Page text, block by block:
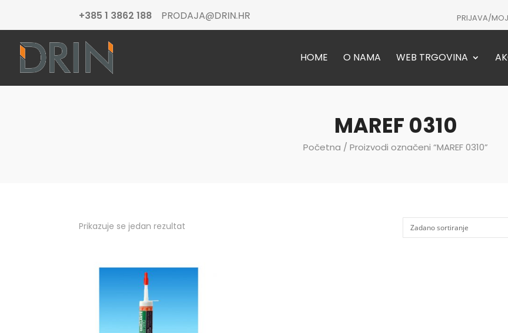
+385 1 3862 188 PRODAJA@DRIN.HR PRIJAVA/
HOME O NAMA WEB TRGOVINA
MAREF 0310
Početna / Proizvodi označeni “MAREF 0310”
Prikazuje se jedan rezultat